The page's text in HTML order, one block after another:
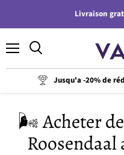
Livraison
Jusqu'a -20% de
🌬️ Acheter
Roosendaal